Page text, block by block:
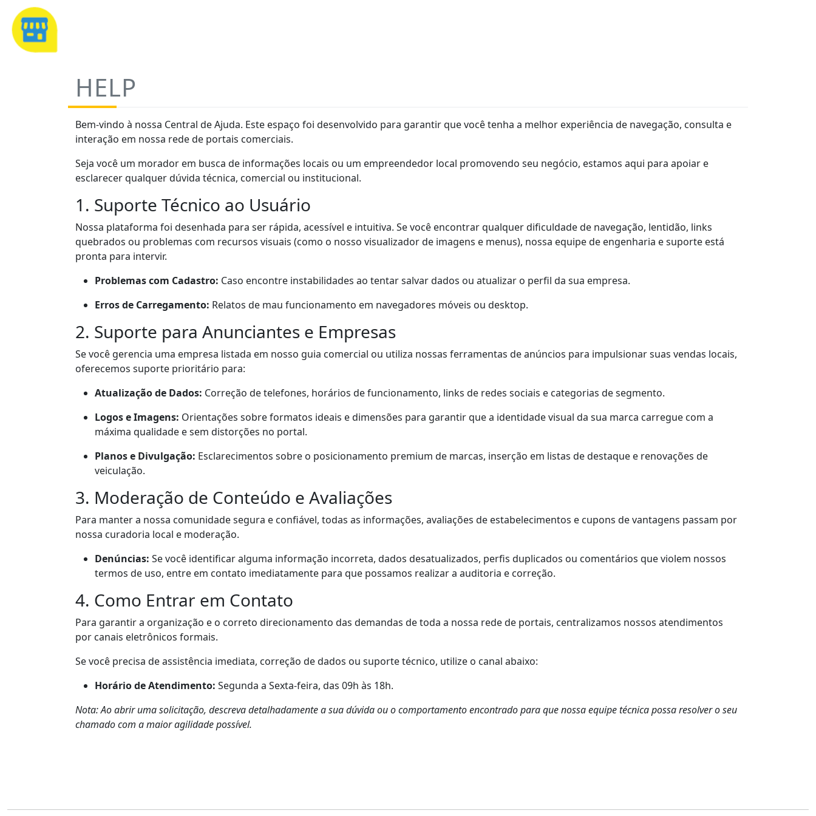
HELP
Bem-vindo à nossa Central de Ajuda. Este espaço foi desenvolvido para garantir que você tenha a melhor experiência de navegação, consulta e
interação em nossa rede de portais comerciais.
Seja você um morador em busca de informações locais ou um empreendedor local promovendo seu negócio, estamos aqui para apoiar e
esclarecer qualquer dúvida técnica, comercial ou institucional.
1. Suporte Técnico ao Usuário
Nossa plataforma foi desenhada para ser rápida, acessível e intuitiva. Se você encontrar qualquer dificuldade de navegação, lentidão, links
quebrados ou problemas com recursos visuais (como o nosso visualizador de imagens e menus), nossa equipe de engenharia e suporte está
pronta para intervir.
Problemas com Cadastro: Caso encontre instabilidades ao tentar salvar dados ou atualizar o perfil da sua empresa.
Erros de Carregamento: Relatos de mau funcionamento em navegadores móveis ou desktop.
2. Suporte para Anunciantes e Empresas
Se você gerencia uma empresa listada em nosso guia comercial ou utiliza nossas ferramentas de anúncios para impulsionar suas vendas locais,
oferecemos suporte prioritário para:
Atualização de Dados: Correção de telefones, horários de funcionamento, links de redes sociais e categorias de segmento.
Logos e Imagens: Orientações sobre formatos ideais e dimensões para garantir que a identidade visual da sua marca carregue com a
máxima qualidade e sem distorções no portal.
Planos e Divulgação: Esclarecimentos sobre o posicionamento premium de marcas, inserção em listas de destaque e renovações de
veiculação.
3. Moderação de Conteúdo e Avaliações
Para manter a nossa comunidade segura e confiável, todas as informações, avaliações de estabelecimentos e cupons de vantagens passam por
nossa curadoria local e moderação.
Denúncias: Se você identificar alguma informação incorreta, dados desatualizados, perfis duplicados ou comentários que violem nossos
termos de uso, entre em contato imediatamente para que possamos realizar a auditoria e correção.
4. Como Entrar em Contato
Para garantir a organização e o correto direcionamento das demandas de toda a nossa rede de portais, centralizamos nossos atendimentos
por canais eletrônicos formais.
Se você precisa de assistência imediata, correção de dados ou suporte técnico, utilize o canal abaixo:
Horário de Atendimento: Segunda a Sexta-feira, das 09h às 18h.
Nota: Ao abrir uma solicitação, descreva detalhadamente a sua dúvida ou o comportamento encontrado para que nossa equipe técnica possa resolver o seu
chamado com a maior agilidade possível.